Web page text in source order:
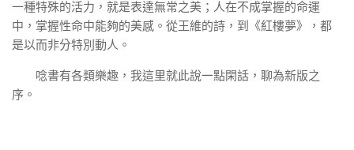
一種特殊的活力，就是表達無常之美；人在不成掌握的命運
中，掌握性命中能夠的美感。從王維的詩，到《紅樓夢》，都
是以而非分特別動人。
唸書有各類樂趣，我這里就此說一點閑話，聊為新版之
序。